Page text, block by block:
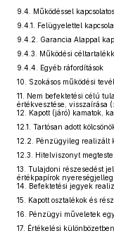
9.4. Működéssel
9.4.1. Felügyelettel
9.4.2. Garancia Alappal
9.4.3. Működési
9.4.4. Egyéb ráfordítások
10. Szokásos működési
11. Nem befektetési célú
értékvesztése, visszaírása
12. Kapott (járó) kamatok,
12.1. Tartósan adott
12.2. Pénzügyileg realizált
12.3. Hitelviszonyt
13. Tulajdoni részesedést
értékpapírok
14. Befektetési jegyek
15. Kapott osztalékok és
16. Pénzügyi műveletek
17. Értékelési